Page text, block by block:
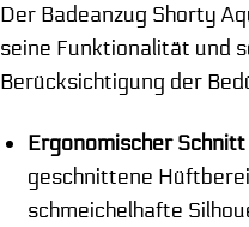
Der Badeanzug Shorty
seine Funktionalität und
Berücksichtigung der
Ergonomischer
geschnittene
schmeichelhafte